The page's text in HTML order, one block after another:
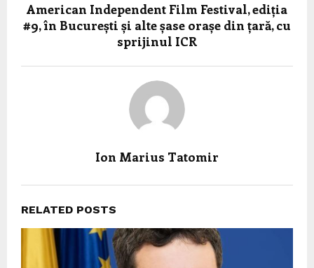
American Independent Film Festival, ediția
#9, în București și alte șase orașe din țară, cu
sprijinul ICR
Ion Marius Tatomir
RELATED POSTS